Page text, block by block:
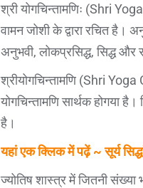
श्री योगचिन्तामणिः (Shri
वामन जोशी के द्वारा रचित है।
अनुभवी, लोकप्रसिद्ध, सिद्ध
श्रीयोगचिन्तामणि (Shri
योगचिन्तामणि सार्थक होगया
है।
यहां एक क्लिक में पढ़ें ~ सूर्य
ज्योतिष शास्त्र में जितनी संख्या